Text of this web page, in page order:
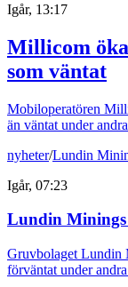
Igår, 13:17
Millicom
som väntat
Mobiloperatören
än väntat under
nyheter/Lundin
Igår, 07:23
Lundin Minings
Gruvbolaget Lundin
förväntat under